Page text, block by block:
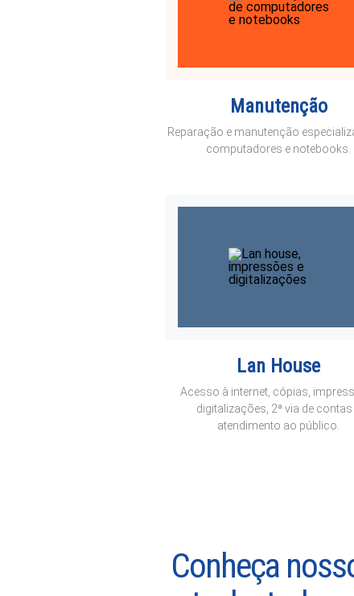
Manutenção
Reparação e manutenção
computadores e notebooks.
Lan House
Acesso à internet, cópias,
digitalizações, 2ª via de contas
atendimento ao público.
Conheça